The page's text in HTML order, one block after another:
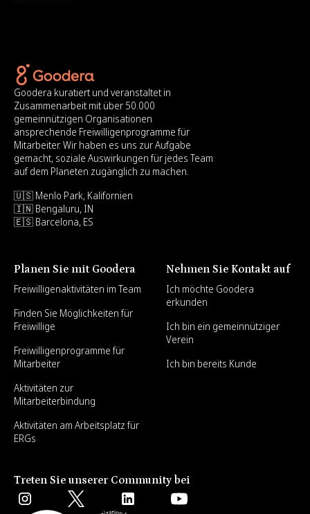
Goodera kuratiert und veranstaltet in
Zusammenarbeit mit über 50.000
gemeinnützigen Organisationen
ansprechende Freiwilligenprogramme für
Mitarbeiter. Wir haben es uns zur Aufgabe
gemacht, soziale Auswirkungen für jedes Team
auf dem Planeten zugänglich zu machen.
🇺🇸 Menlo Park, Kalifornien
🇮🇳 Bengaluru, IN
🇪🇸 Barcelona, ES
Planen Sie mit Goodera
Freiwilligenaktivitäten im Team
Finden Sie Möglichkeiten für
Freiwillige
Freiwilligenprogramme für
Mitarbeiter
Aktivitäten zur
Mitarbeiterbindung
Aktivitäten am Arbeitsplatz für
ERGs
Nehmen Sie Kontakt auf
Ich möchte Goodera
erkunden
Ich bin ein gemeinnütziger
Verein
Ich bin bereits Kunde
Treten Sie unserer Community bei